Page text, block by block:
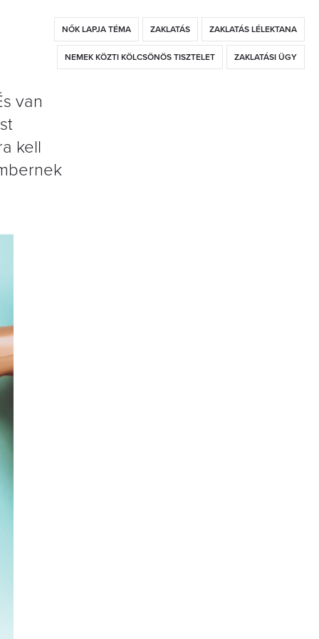
NŐK LAPJA TÉMA ZAKLATÁS ZAKLATÁS LÉLEKTANA
NEMEK KÖZTI KÖLCSÖNÖS TISZTELET ZAKLATÁSI ÜGY
van
kell